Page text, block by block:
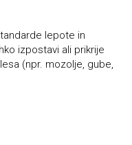
lepote in
izpostavi ali prikrije
(npr. mozolje, gube,